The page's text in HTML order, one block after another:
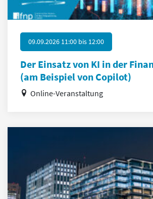
09.09.2026 11:00 bis 12:00
Der Einsatz von KI in der
(am Beispiel von Copilot)
Online-Veranstaltung